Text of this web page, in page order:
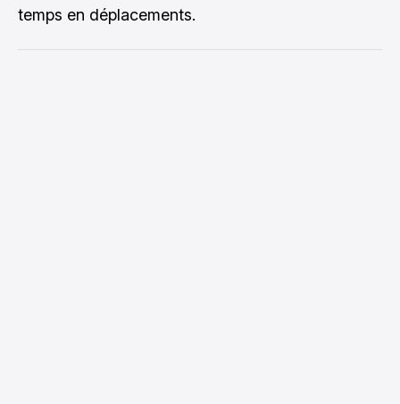
temps en déplacements.